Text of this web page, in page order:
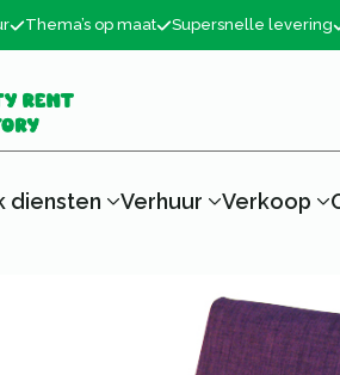
Thema’s op maat Supersnelle levering
diensten Verhuur Verkoop